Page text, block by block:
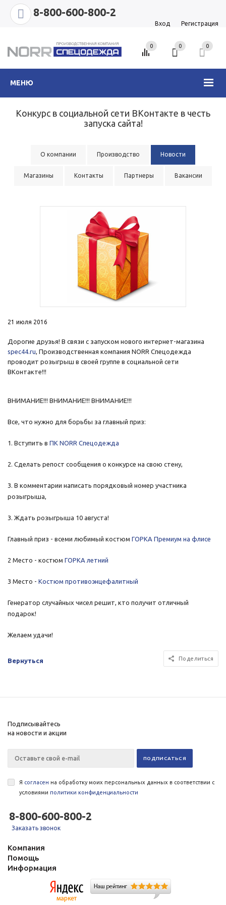
8-800-600-800-2
Вход Регистрация
МЕНЮ
0 0
0
Конкурс в социальной сети ВКонтакте в честь
запуска сайта!
О компании Производство Новости
Магазины Контакты Партнеры Вакансии
21 июля 2016
Дорогие друзья! В связи с запуском нового интернет-магазина
spec44.ru, Производственная компания NORR Спецодежда
проводит розыгрыш в своей группе в социальной сети
ВКонтакте!!!
ВНИМАНИЕ!!! ВНИМАНИЕ!!! ВНИМАНИЕ!!!
Все, что нужно для борьбы за главный приз:
1. Вступить в ПК NORR Спецодежда
2. Сделать репост сообщения о конкурсе на свою стену,
3. В комментарии написать порядковый номер участника
розыгрыша,
3. Ждать розыгрыша 10 августа!
Главный приз - всеми любимый костюм ГОРКА Премиум на флисе
2 Место - костюм ГОРКА летний
3 Место - Костюм противоэнцефалитный
Генератор случайных чисел решит, кто получит отличный
подарок!
Желаем удачи!
Вернуться Поделиться
Подписывайтесь
на новости и акции
Я согласен на обработку моих персональных данных в соответствии с
условиями политики конфиденциальности
8-800-600-800-2
Заказать звонок
Компания
Помощь
Информация